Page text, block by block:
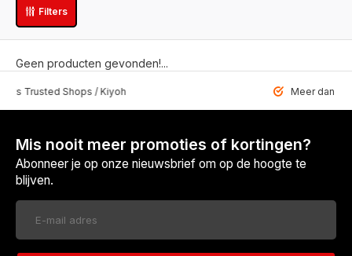
Filters
Geen producten gevonden!...
Shops / Kiyoh Meer dan 6459
Mis nooit meer promoties of kortingen?
Abonneer je op onze nieuwsbrief om op de hoogte te
blijven.